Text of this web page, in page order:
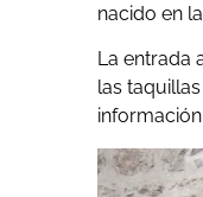
nacido en
La entrada
las